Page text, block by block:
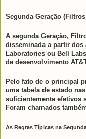
Segunda Geração
A segunda Geração,
disseminada a partir dos
Laboratories ou Bell
de desenvolvimento
Pelo fato de o principal
uma tabela de estado
suficientemente efetivos
Foram chamados
As Regras Típicas na